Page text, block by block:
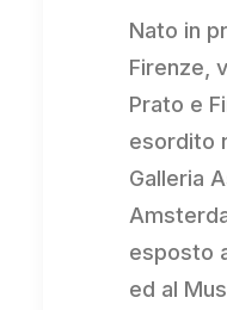
Nato in
Firenze,
Prato e
esordito
Galleria
esposto
ed al